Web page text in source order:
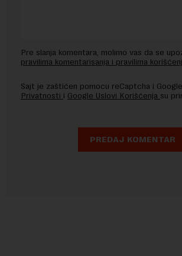
Pre slanja komentara, molimo vas da se
pravilima komentarisanja i pravilima
Sajt je zaštićen pomocu reCaptcha i Google.
Privatnosti i Google Uslovi Korišćenja su